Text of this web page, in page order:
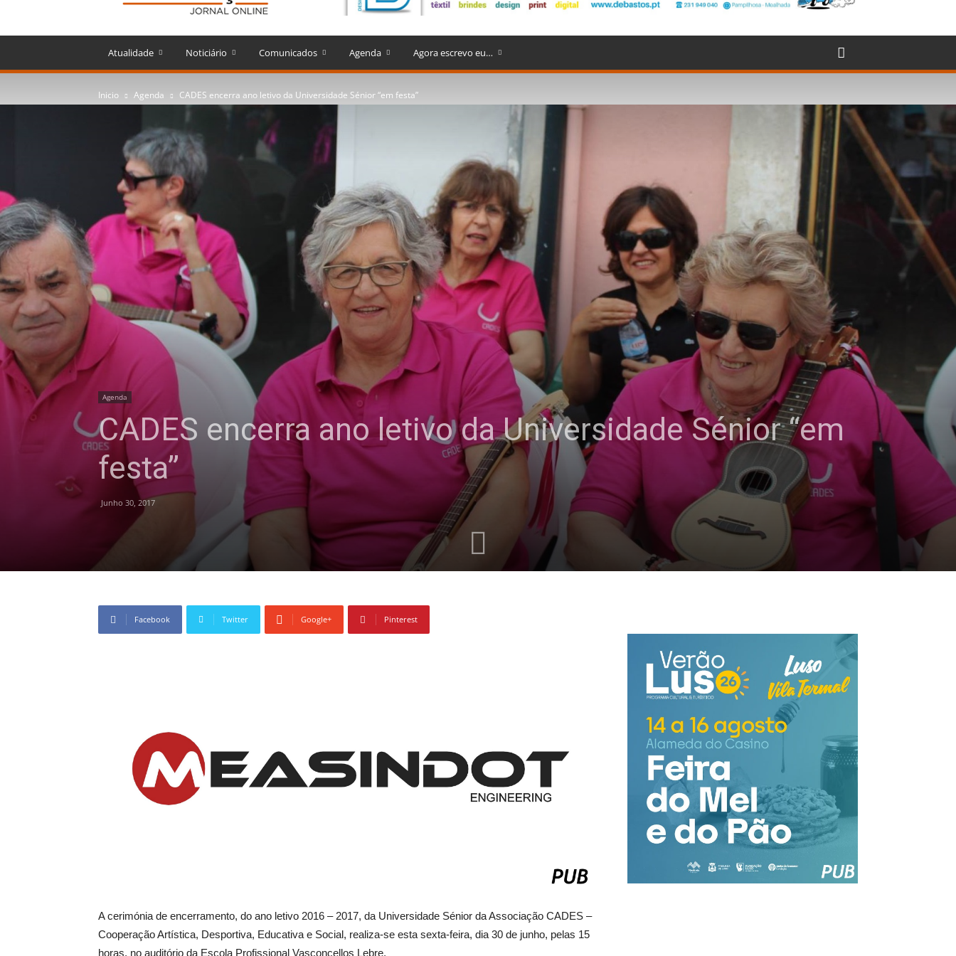
Atualidade Noticiário Comunicados Agenda Agora escrevo eu…
Inicio Agenda CADES encerra ano letivo da Universidade Sénior “em festa”
Agenda
CADES encerra ano letivo da Universidade Sénior “em
festa”
Junho 30, 2017
Facebook Twitter Google+ Pinterest
A cerimónia de encerramento, do ano letivo 2016 – 2017, da Universidade Sénior da Associação CADES –
Cooperação Artística, Desportiva, Educativa e Social, realiza-se esta sexta-feira, dia 30 de junho, pelas 15
horas, no auditório da Escola Profissional Vasconcellos Lebre.